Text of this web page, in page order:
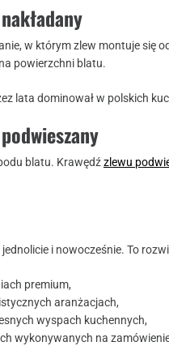
w którym zlew montuje się
powierzchni blatu.
lata dominował w polskich
blatu. Krawędźzlewu
i nowocześnie. To
premium,
aranżacjach,
wyspach kuchennych,
wykonywanych na